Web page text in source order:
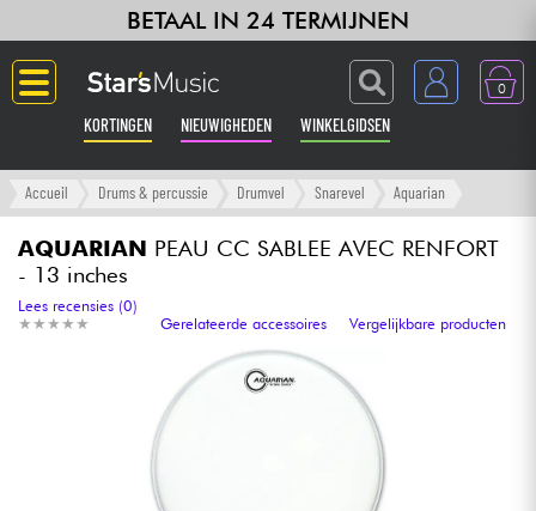
BETAAL IN 24 TERMIJNEN
0
KORTINGEN NIEUWIGHEDEN WINKELGIDSEN
Langue
Gitaar & Bas
Versterker & Effecten
Toetsenbord & Piano
Synths & samplers
Home-studio
Accueil Drums & percussie Drumvel Snarevel Aquarian
AQUARIAN PEAU CC SABLEE AVEC RENFORT
- 13 inches
★ ★ ★ ★ ★
★ ★ ★ ★ ★
Lees recensies (0)
Gerelateerde accessoires
Vergelijkbare producten